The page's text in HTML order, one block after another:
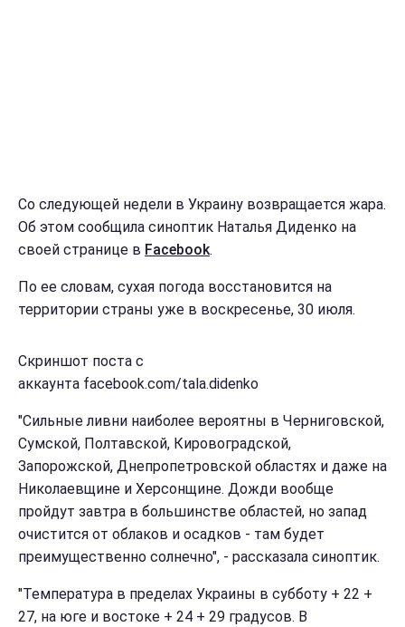
Со следующей недели в Украину возвращается жара.
Об этом сообщила синоптик Наталья Диденко на
своей странице в Facebook.
По ее словам, сухая погода восстановится на
территории страны уже в воскресенье, 30 июля.
Скриншот поста с
аккаунта facebook.com/tala.didenko
"Сильные ливни наиболее вероятны в Черниговской,
Сумской, Полтавской, Кировоградской,
Запорожской, Днепропетровской областях и даже на
Николаевщине и Херсонщине. Дожди вообще
пройдут завтра в большинстве областей, но запад
очистится от облаков и осадков - там будет
преимущественно солнечно", - рассказала синоптик.
"Температура в пределах Украины в субботу + 22 +
27, на юге и востоке + 24 + 29 градусов. В